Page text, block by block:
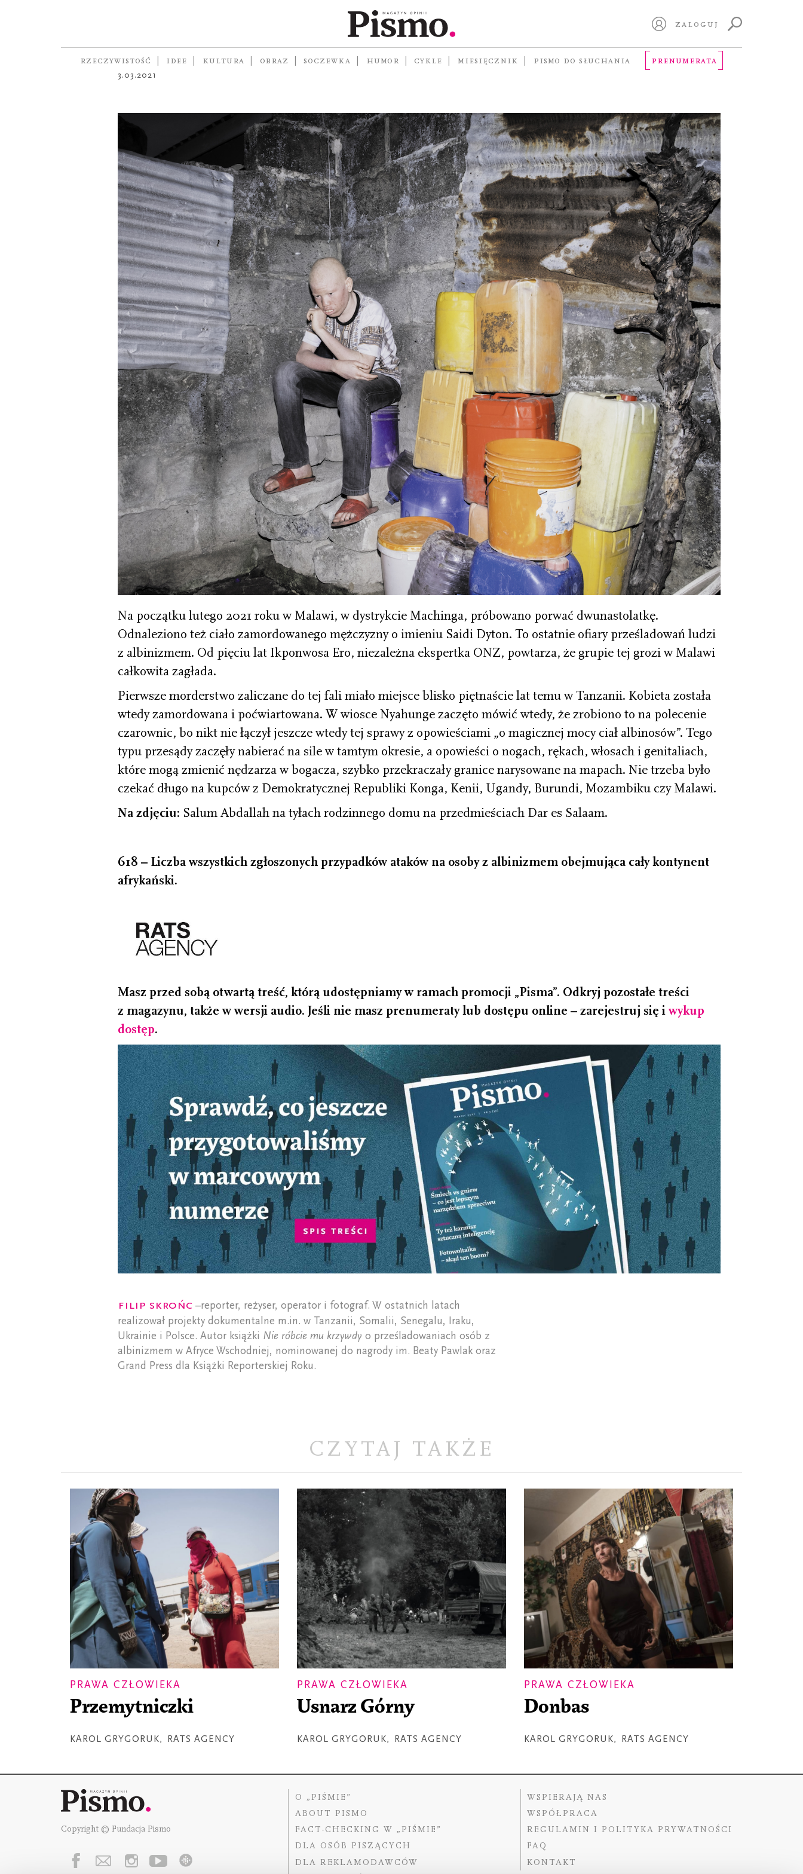
ZALOGUJ
RZECZYWISTOŚĆ IDEE KULTURA OBRAZ SOCZEWKA HUMOR CYKLE MIESIĘCZNIK PISMO DO SŁUCHANIA PRENUMERATA
autorzy RATS AGENCY, FILIP SKROŃC
3.03.2021
Na początku lutego 2021 roku w Malawi, w dystrykcie Machinga, próbowano porwać dwunastolatkę.
Odnaleziono też ciało zamordowanego mężczyzny o imieniu Saidi Dyton. To ostatnie ofiary prześladowań ludzi
z albinizmem. Od pięciu lat Ikponwosa Ero, niezależna ekspertka ONZ, powtarza, że grupie tej grozi w Malawi
całkowita zagłada.
Pierwsze morderstwo zaliczane do tej fali miało miejsce blisko piętnaście lat temu w Tanzanii. Kobieta została
wtedy zamordowana i poćwiartowana. W wiosce Nyahunge zaczęto mówić wtedy, że zrobiono to na polecenie
czarownic, bo nikt nie łączył jeszcze wtedy tej sprawy z opowieściami „o magicznej mocy ciał albinosów”. Tego
typu przesądy zaczęły nabierać na sile w tamtym okresie, a opowieści o nogach, rękach, włosach i genitaliach,
które mogą zmienić nędzarza w bogacza, szybko przekraczały granice narysowane na mapach. Nie trzeba było
czekać długo na kupców z Demokratycznej Republiki Konga, Kenii, Ugandy, Burundi, Mozambiku czy Malawi.
Na zdjęciu: Salum Abdallah na tyłach rodzinnego domu na przedmieściach Dar es Salaam.
618 – Liczba wszystkich zgłoszonych przypadków ataków na osoby z albinizmem obejmująca cały kontynent
afrykański.
Masz przed sobą otwartą treść, którą udostępniamy w ramach promocji „Pisma”. Odkryj pozostałe treści
z magazynu, także w wersji audio. Jeśli nie masz prenumeraty lub dostępu online – zarejestruj się i wykup
dostęp.
Filip Skrońc –reporter, reżyser, operator i fotograf. W ostatnich latach
realizował projekty dokumentalne m.in. w Tanzanii, Somalii, Senegalu, Iraku,
Ukrainie i Polsce. Autor książki Nie róbcie mu krzywdy o prześladowaniach osób z
albinizmem w Afryce Wschodniej, nominowanej do nagrody im. Beaty Pawlak oraz
Grand Press dla Książki Reporterskiej Roku.
CZYTAJ TAKŻE
PRAWA CZŁOWIEKA
Przemytniczki
KAROL GRYGORUK, RATS AGENCY
PRAWA CZŁOWIEKA
Usnarz Górny
KAROL GRYGORUK, RATS AGENCY
PRAWA CZŁOWIEKA
Donbas
KAROL GRYGORUK, RATS AGENCY
Copyright © Fundacja Pismo
O „PIŚMIE”
ABOUT PISMO
FACT-CHECKING W „PIŚMIE”
DLA OSÓB PISZĄCYCH
DLA REKLAMODAWCÓW
WSPIERAJĄ NAS
WSPÓŁPRACA
REGULAMIN I POLITYKA PRYWATNOŚCI
FAQ
KONTAKT